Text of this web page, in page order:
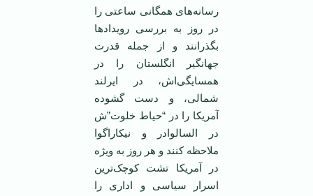
رسانه‌های همگانی ساعتی را
در روز به بررسی رویداد‌ها
بگذرانند و از جمله قدرت
جهانگیر انگلستان را در
همسایگی‌اش، در ایرلند
شمالی، و دست گشوده
آمریکا را در “حیاط خلوت”ش
در السالوادر و نیکاراگوا
ملاحظه کنند و هر روز به ویژه
در آمریکا تشت کوچک‌ترین
اسرار سیاسی و اداری را